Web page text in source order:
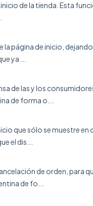
de la tienda. Esta
página de inicio,
ya ...
de las y los
de forma o...
que sólo se muestre
el dis...
de orden, para
de fo...